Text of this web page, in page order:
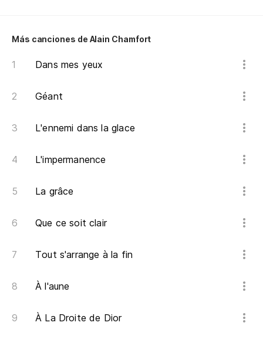
Más canciones de Alain Chamfort
Dans mes yeux
Géant
L'ennemi dans la glace
L'impermanence
La grâce
Que ce soit clair
Tout s'arrange à la fin
À l'aune
À La Droite de Dior